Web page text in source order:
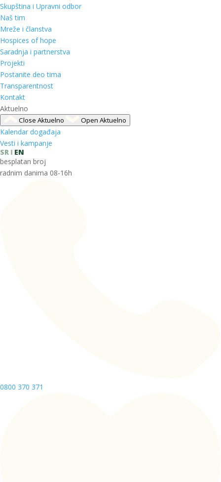
Skupština i Upravni odbor
Naš tim
Mreže i članstva
Hospices of hope
Saradnja i partnerstva
Projekti
Postanite deo tima
Transparentnost
Kontakt
Aktuelno
Close Aktuelno Open Aktuelno
Kalendar događaja
Vesti i kampanje
SR
EN
besplatan broj
radnim danima 08-16h
0800 370 371